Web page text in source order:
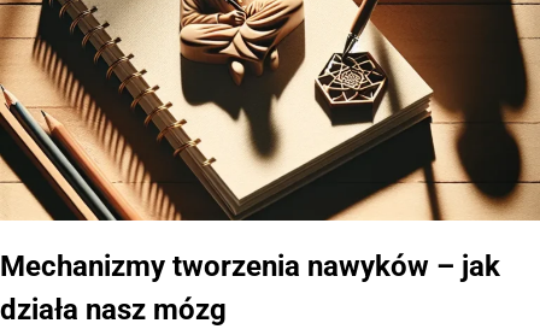
Mechanizmy tworzenia nawyków – jak
działa nasz mózg